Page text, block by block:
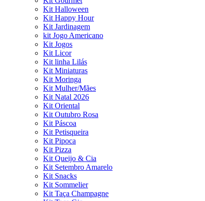
Kit Halloween
Kit Happy Hour
Kit Jardinagem
kit Jogo Americano
Kit Jogos
Kit Licor
Kit linha Lilás
Kit Miniaturas
Kit Moringa
Kit Mulher/Mães
Kit Natal 2026
Kit Oriental
Kit Outubro Rosa
Kit Páscoa
Kit Petisqueira
Kit Pipoca
Kit Pizza
Kit Queijo & Cia
Kit Setembro Amarelo
Kit Snacks
Kit Sommelier
Kit Taça Champagne